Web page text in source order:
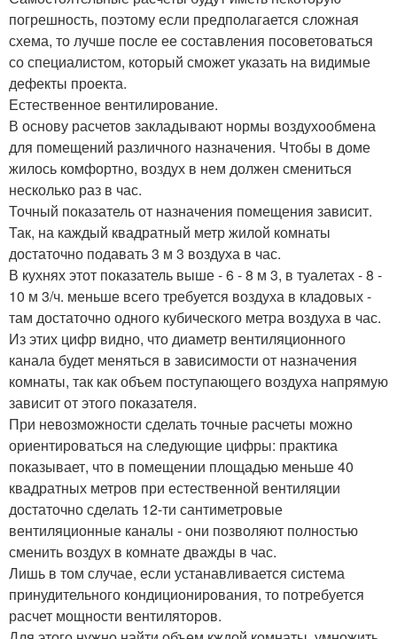
погрешность, поэтому если предполагается сложная
схема, то лучше после ее составления посоветоваться
со специалистом, который сможет указать на видимые
дефекты проекта.
Естественное вентилирование.
В основу расчетов закладывают нормы воздухообмена
для помещений различного назначения. Чтобы в доме
жилось комфортно, воздух в нем должен смениться
несколько раз в час.
Точный показатель от назначения помещения зависит.
Так, на каждый квадратный метр жилой комнаты
достаточно подавать 3 м 3 воздуха в час.
В кухнях этот показатель выше - 6 - 8 м 3, в туалетах - 8 -
10 м 3/ч. меньше всего требуется воздуха в кладовых -
там достаточно одного кубического метра воздуха в час.
Из этих цифр видно, что диаметр вентиляционного
канала будет меняться в зависимости от назначения
комнаты, так как объем поступающего воздуха напрямую
зависит от этого показателя.
При невозможности сделать точные расчеты можно
ориентироваться на следующие цифры: практика
показывает, что в помещении площадью меньше 40
квадратных метров при естественной вентиляции
достаточно сделать 12-ти сантиметровые
вентиляционные каналы - они позволяют полностью
сменить воздух в комнате дважды в час.
Лишь в том случае, если устанавливается система
принудительного кондиционирования, то потребуется
расчет мощности вентиляторов.